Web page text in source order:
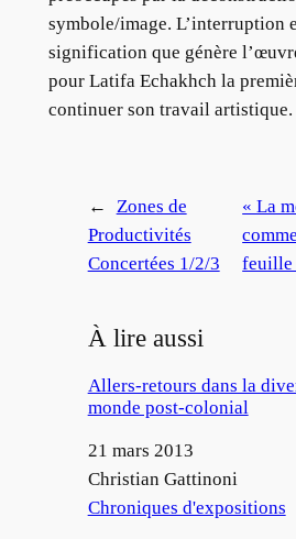
symbole/image. L’interruption
signification que génère
pour Latifa Echakhch la
continuer son travail artistique.
←
Zones de
Productivités
Concertées 1/2/3
« La
feuille
À lire aussi
Allers-retours dans la
monde post-colonial
Date
21 mars 2013
Auteur
Christian Gattinoni
Par rapport à
Chroniques d'expositions